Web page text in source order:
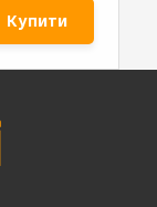
Купити